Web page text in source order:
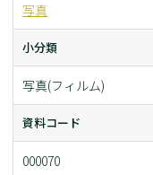
写真
小分類
写真(フィルム)
資料コード
000070